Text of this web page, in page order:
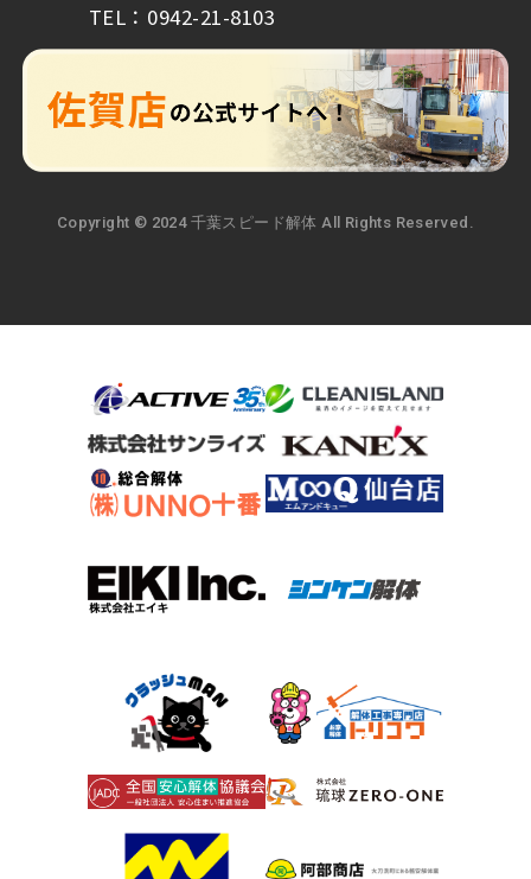
TEL：0942-21-8103
Copyright © 2024 千葉スピード解体 All Rights Reserved.